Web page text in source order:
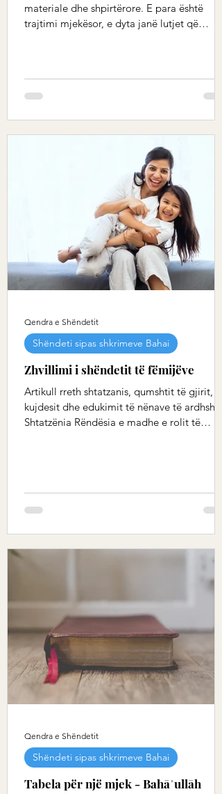
materiale dhe shpirtërore. E para është
trajtimi mjekësor, e dyta janë lutjet që
Zhvillimi i shëndetit të fëmijëve
Artikull rreth shtatzanis, qumshtit të gjirit,
kujdesit dhe edukimit të nënave të
Shtatzënia Rëndësia e madhe e rolit të
Shëndeti sipas shkrimeve Bahai
Qendra e Shëndetit
Tabela për një mjek - Bahāʾullāh
Shëndeti sipas shkrimeve Bahai
Qendra e Shëndetit